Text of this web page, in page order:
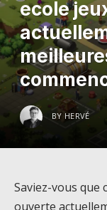
ecole
BY HERVÉ
Saviez-vous que
ouverte